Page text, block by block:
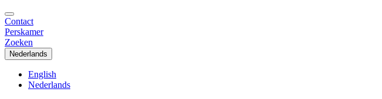
Contact
Perskamer
Zoeken
Nederlands
English
Nederlands